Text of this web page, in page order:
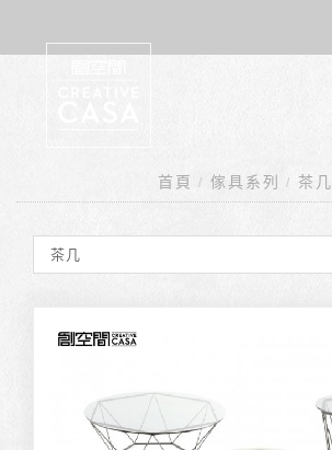
首頁 傢具系列 茶几